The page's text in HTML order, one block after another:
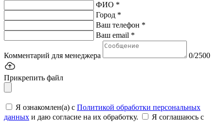
ФИО *
Город *
Ваш телефон *
Ваш email *
Комментарий для менеджера 0/2500
Прикрепить файл
Я ознакомлен(а) с Политикой обработки персональных
данных и даю согласие на их обработку.
Я соглашаюсь c